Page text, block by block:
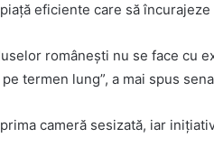
eficiente care să
românești nu se face cu
termen lung”, a mai spus
cameră sesizată, iar